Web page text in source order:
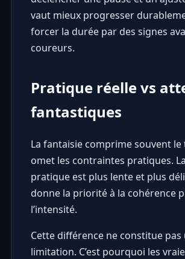
vaut mieux progresser
forcer la durée par des signes
coureurs.
Pratique réelle vs
fantastiques
La fantaisie comprime souvent le
omet les contraintes pratiques.
pratique est plus lente et plus
donne la priorité à la cohérence
l’intensité.
Cette différence ne constitue pas
limitation. C’est pourquoi les